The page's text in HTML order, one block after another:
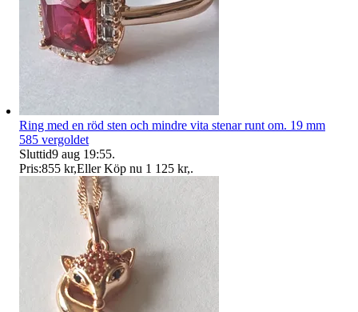
Ring med en röd sten och mindre vita stenar runt om. 19 mm
585 vergoldet
Sluttid9 aug 19:55.
Pris:855 kr,Eller Köp nu 1 125 kr,.